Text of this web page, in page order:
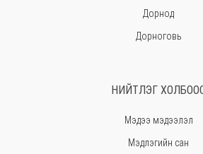
Дорнод
Дорноговь
Хэнтий
Ховд
НИЙТЛЭГ
Мэдээ мэдээлэл
Мэдлэгийн сан